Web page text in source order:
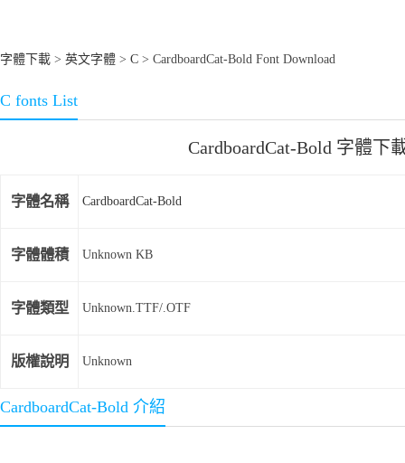
字體下載 > 英文字體 > C > CardboardCat-Bold Font Download
C fonts List
CardboardCat-Bold 字體下
字體名稱 CardboardCat-Bold
字體體積 Unknown KB
字體類型 Unknown.TTF/.OTF
版權說明 Unknown
CardboardCat-Bold 介紹